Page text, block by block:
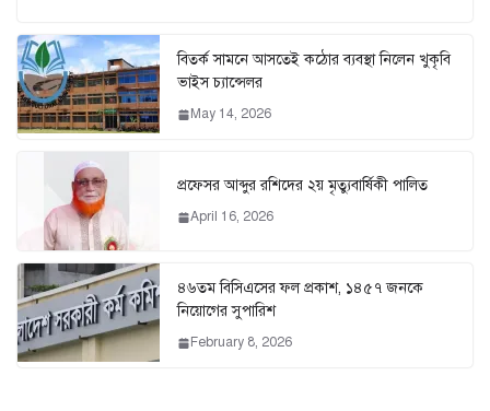
বিতর্ক সামনে আসতেই কঠোর ব্যবস্থা নিলেন খুকৃবি
ভাইস চ্যান্সেলর
May 14, 2026
প্রফেসর আব্দুর রশিদের ২য় মৃত্যুবার্ষিকী পালিত
April 16, 2026
৪৬তম বিসিএসের ফল প্রকাশ, ১৪৫৭ জনকে
নিয়োগের সুপারিশ
February 8, 2026